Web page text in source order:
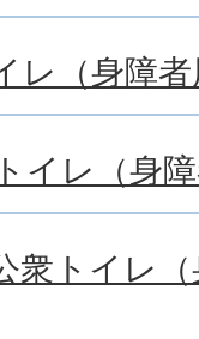
レ（身障
イレ（身
衆トイレ